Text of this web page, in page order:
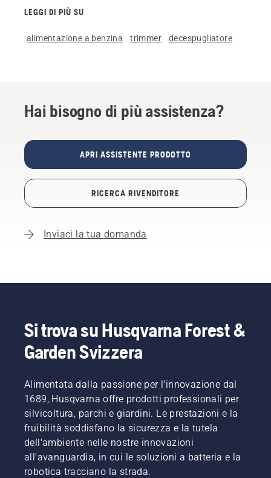
LEGGI DI PIÙ SU
alimentazione a benzina trimmer decespugliatore
Hai bisogno di più assistenza?
APRI ASSISTENTE PRODOTTO
RICERCA RIVENDITORE
Inviaci la tua domanda
Si trova su Husqvarna Forest &
Garden Svizzera
Alimentata dalla passione per l'innovazione dal
1689, Husqvarna offre prodotti professionali per
silvicoltura, parchi e giardini. Le prestazioni e la
fruibilità soddisfano la sicurezza e la tutela
dell'ambiente nelle nostre innovazioni
all'avanguardia, in cui le soluzioni a batteria e la
robotica tracciano la strada.